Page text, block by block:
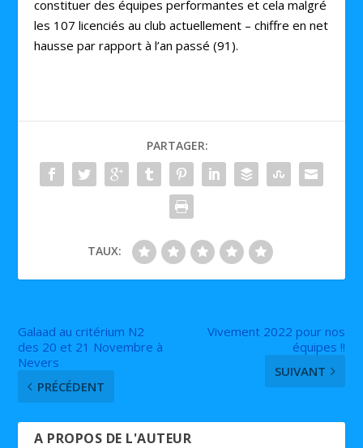
constituer des équipes performantes et cela malgré
les 107 licenciés au club actuellement – chiffre en net
hausse par rapport à l’an passé (91).
PARTAGER:
TAUX:
Galaad au critérium N2
des 20 et 21 Novembre à
Nevers
PRÉCÉDENT
Vivement 2022 pour nos
équipes !!
SUIVANT
A PROPOS DE L'AUTEUR